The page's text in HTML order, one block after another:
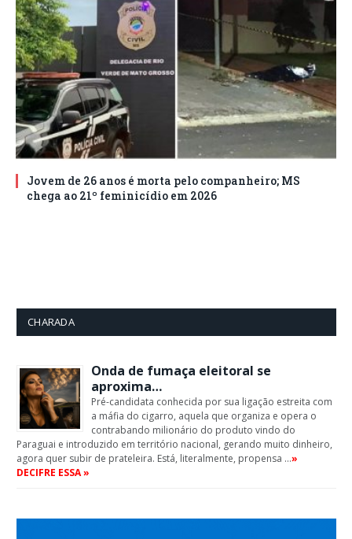
Jovem de 26 anos é morta pelo companheiro; MS
chega ao 21º feminicídio em 2026
CHARADA
Onda de fumaça eleitoral se
aproxima…
Pré-candidata conhecida por sua ligação estreita com
a máfia do cigarro, aquela que organiza e opera o
contrabando milionário do produto vindo do
Paraguai e introduzido em território nacional, gerando muito dinheiro,
agora quer subir de prateleira. Está, literalmente, propensa …»
DECIFRE ESSA »